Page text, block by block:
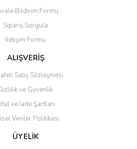
bilgiler bulunuyor.
bulunuyor.
daha pahalı.
alternatifler olmalı.
Gönder
Bildirim Formu
Sipariş Sorgula
İletişim Formu
ALIŞVERİŞ
Satış Sözleşmesi
ve Güvenlik
ve İade Şartları
Veriler Politikası
ÜYELİK